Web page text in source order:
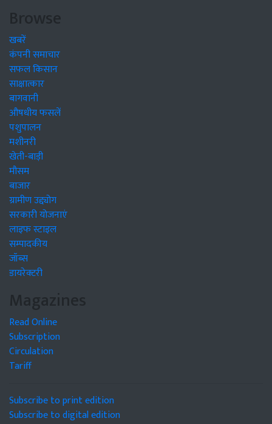
Browse
खबरें
कंपनी समाचार
सफल किसान
साक्षात्कार
बागवानी
औषधीय फसलें
पशुपालन
मशीनरी
खेती-बाड़ी
मौसम
बाजार
ग्रामीण उद्द्योग
सरकारी योजनाएं
लाइफ स्टाइल
सम्पादकीय
जॉब्स
डायरेक्टरी
Magazines
Read Online
Subscription
Circulation
Tariff
Subscribe to print edition
Subscribe to digital edition